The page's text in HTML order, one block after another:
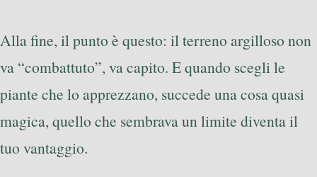
Alla fine, il punto è questo: il terreno argilloso non
va “combattuto”, va capito. E quando scegli le
piante che lo apprezzano, succede una cosa quasi
magica, quello che sembrava un limite diventa il
tuo vantaggio.